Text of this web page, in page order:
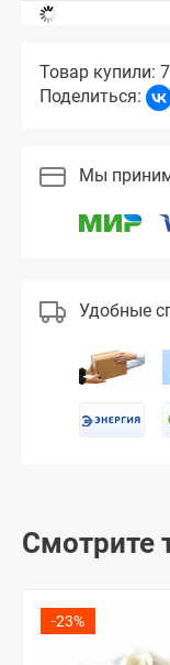
Товар купили: 7
Поделиться:
Мы
Удобные
Смотрите
-23%